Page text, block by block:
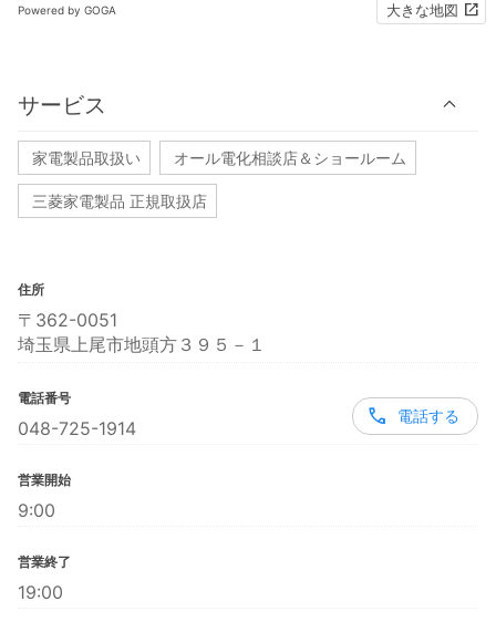
Powered by GOGA 大きな地図
サービス
家電製品取扱い オール電化相談店＆ショールーム
三菱家電製品 正規取扱店
住所
〒362-0051
埼玉県上尾市地頭方３９５－１
電話番号
048-725-1914
電話する
営業開始
9:00
営業終了
19:00